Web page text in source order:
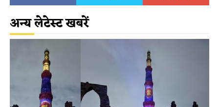
अन्य लेटेस्ट खबरें